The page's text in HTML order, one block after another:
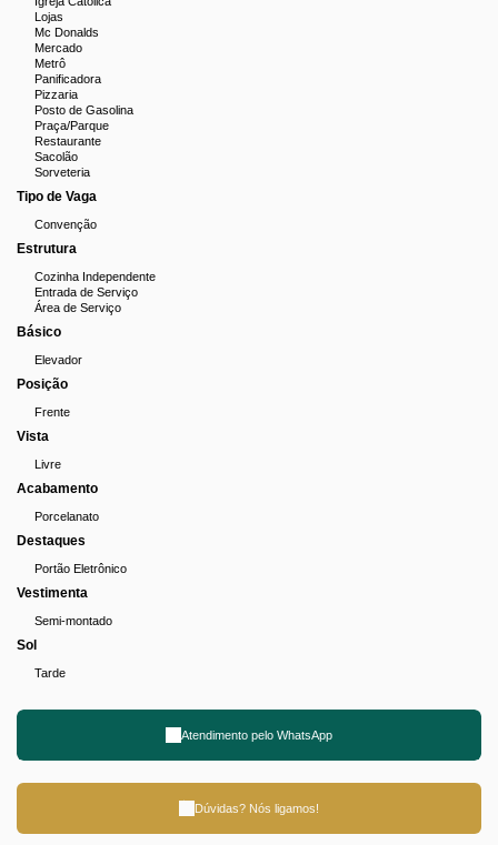
Lojas
Mc Donalds
Mercado
Metrô
Panificadora
Pizzaria
Posto de Gasolina
Praça/Parque
Restaurante
Sacolão
Sorveteria
Tipo de Vaga
Convenção
Estrutura
Cozinha Independente
Entrada de Serviço
Área de Serviço
Básico
Elevador
Posição
Frente
Vista
Livre
Acabamento
Porcelanato
Destaques
Portão Eletrônico
Vestimenta
Semi-montado
Sol
Tarde
Atendimento pelo WhatsApp
Dúvidas? Nós ligamos!